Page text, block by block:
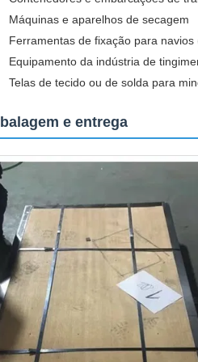
Máquinas e aparelhos de secagem
Ferramentas de fixação para
Equipamento da indústria de
Telas de tecido ou de solda para
e entrega